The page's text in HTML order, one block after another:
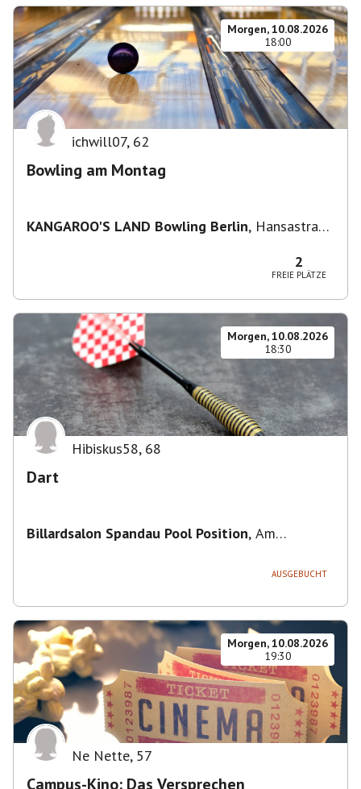
Morgen, 10.08.2026
18:00
ichwill07, 62
Bowling am Montag
KANGAROO'S LAND Bowling Berlin, Hansastraße
2
FREIE PLÄTZE
Morgen, 10.08.2026
18:30
Hibiskus58, 68
Dart
Billardsalon Spandau Pool Position, Am
AUSGEBUCHT
Morgen, 10.08.2026
19:30
Ne Nette, 57
Campus-Kino: Das Versprechen